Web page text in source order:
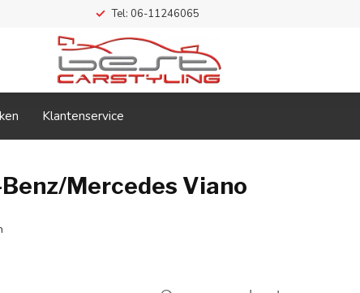
Tel: 06-11246065
Klantenservice
Mercedes Viano